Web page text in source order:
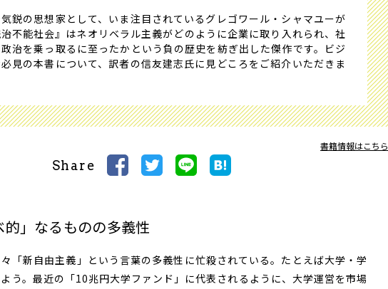
鋭の思想家として、いま注目されているグレゴワール・シャマユーが
不能社会』はネオリベラル主義がどのように企業に取り入れられ、社
治を乗っ取るに至ったかという負の歴史を紡ぎ出した傑作です。ビジ
見の本書について、訳者の信友建志氏に見どころをご紹介いただきま
書籍情報はこちら
Share
的」なるものの多義性
「新自由主義」という言葉の多義性に忙殺されている。たとえば大学・学
う。最近の「10兆円大学ファンド」に代表されるように、大学運営を市場